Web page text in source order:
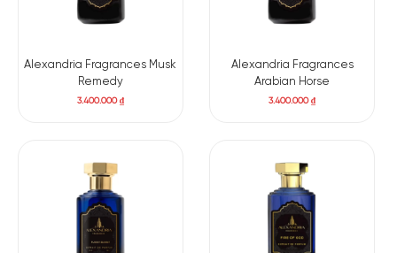
Alexandria Fragrances Musk
Remedy
3.400.000₫
Alexandria Fragrances
Arabian Horse
3.400.000₫